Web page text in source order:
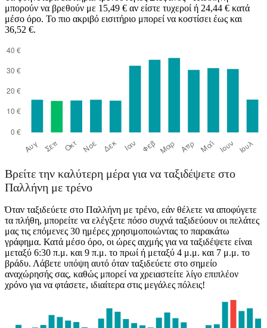
μπορούν να βρεθούν με 15,49 € αν είστε τυχεροί ή 24,44 € κατά
μέσο όρο. Το πιο ακριβό εισιτήριο μπορεί να κοστίσει έως και
36,52 €.
Βρείτε την καλύτερη μέρα για να ταξιδέψετε στο
Παλλήνη με τρένο
Όταν ταξιδεύετε στο Παλλήνη με τρένο, εάν θέλετε να αποφύγετε
τα πλήθη, μπορείτε να ελέγξετε πόσο συχνά ταξιδεύουν οι πελάτες
μας τις επόμενες 30 ημέρες χρησιμοποιώντας το παρακάτω
γράφημα. Κατά μέσο όρο, οι ώρες αιχμής για να ταξιδέψετε είναι
μεταξύ 6:30 π.μ. και 9 π.μ. το πρωί ή μεταξύ 4 μ.μ. και 7 μ.μ. το
βράδυ. Λάβετε υπόψη αυτό όταν ταξιδεύετε στο σημείο
αναχώρησής σας, καθώς μπορεί να χρειαστείτε λίγο επιπλέον
χρόνο για να φτάσετε, ιδιαίτερα στις μεγάλες πόλεις!